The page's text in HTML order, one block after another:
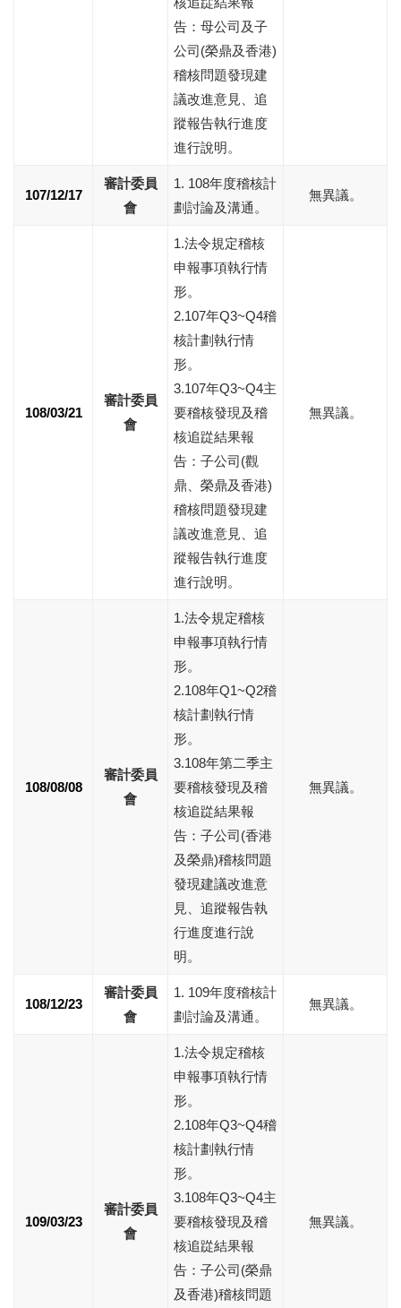
告：母公司及子
公司(榮鼎及香港)
稽核問題發現建
議改進意見、追
蹤報告執行進度
進行說明。
107/12/17
審計委員
會
1. 108年度稽核計
劃討論及溝通。
無異議。
108/03/21
審計委員
會
1.法令規定稽核
申報事項執行情
形。
2.107年Q3~Q4稽
核計劃執行情
形。
3.107年Q3~Q4主
要稽核發現及稽
核追踨結果報
告：子公司(觀
鼎、榮鼎及香港)
稽核問題發現建
議改進意見、追
蹤報告執行進度
進行說明。
無異議。
108/08/08
審計委員
會
1.法令規定稽核
申報事項執行情
形。
2.108年Q1~Q2稽
核計劃執行情
形。
3.108年第二季主
要稽核發現及稽
核追踨結果報
告：子公司(香港
及榮鼎)稽核問題
發現建議改進意
見、追蹤報告執
行進度進行說
明。
無異議。
108/12/23
審計委員
會
1. 109年度稽核計
劃討論及溝通。
無異議。
109/03/23
審計委員
會
1.法令規定稽核
申報事項執行情
形。
2.108年Q3~Q4稽
核計劃執行情
形。
3.108年Q3~Q4主
要稽核發現及稽
核追踨結果報
告：子公司(榮鼎
及香港)稽核問題
無異議。